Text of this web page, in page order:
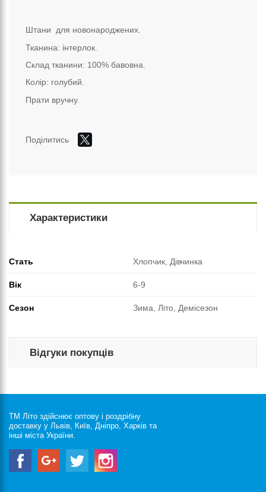
Штани для новонароджених.
Тканина: інтерлок.
Склад тканини: 100% бавовна.
Колір: голубий.
Прати вручну.
Поділитись
Характеристики
Стать Хлопчик, Дівчинка
Вік 6-9
Сезон Зима, Літо, Демісезон
Відгуки покупців
ТМ Літо здійснює оптову і роздрібну
доставку у Львів, Київ, Дніпро, Харків та
інші міста України.